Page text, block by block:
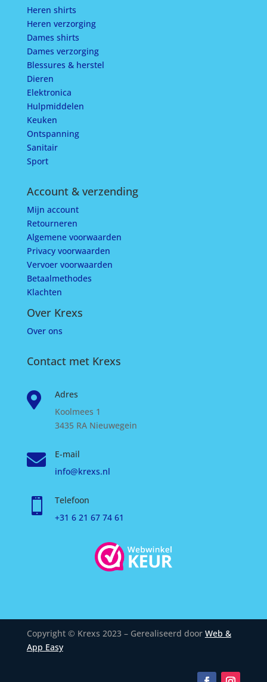
Heren shirts
Heren verzorging
Dames shirts
Dames verzorging
Blessures & herstel
Dieren
Elektronica
Hulpmiddelen
Keuken
Ontspanning
Sanitair
Sport
Account & verzending
Mijn account
Retourneren
Algemene voorwaarden
Privacy voorwaarden
Vervoer voorwaarden
Betaalmethodes
Klachten
Over Krexs
Over ons
Contact met Krexs

Adres
Koolmees 1
3435 RA Nieuwegein

E-mail
info@krexs.nl

Telefoon
+31 6 21 67 74 61
Copyright © Krexs 2023 – Gerealiseerd door Web &
App Easy